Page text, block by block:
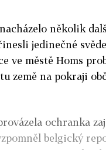
několik
jedinečné
ve městě Homs
země na pokraji
ochranka
belgický